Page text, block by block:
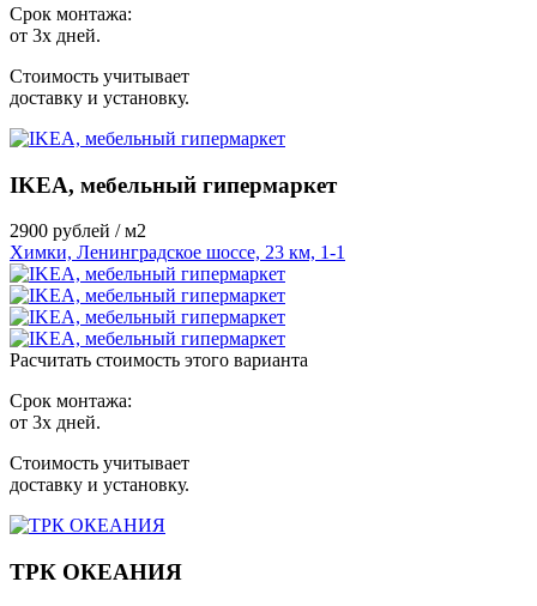
Срок монтажа:
от 3х дней.
Стоимость учитывает
доставку и установку.
IKEA, мебельный гипермаркет
2900 рублей / м2
Химки, Ленинградское шоссе, 23 км, 1-1
Расчитать стоимость этого варианта
Срок монтажа:
от 3х дней.
Стоимость учитывает
доставку и установку.
ТРК ОКЕАНИЯ